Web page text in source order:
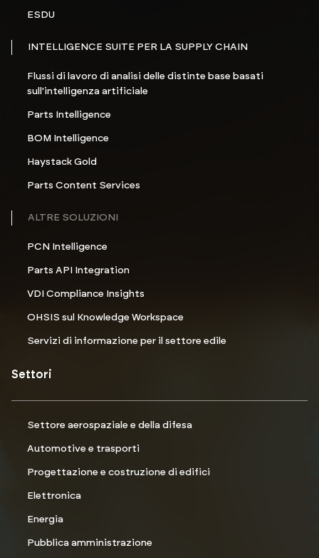
ESDU
INTELLIGENCE SUITE PER LA SUPPLY CHAIN
Flussi di lavoro di analisi delle distinte base basati
sull'intelligenza artificiale
Parts Intelligence
BOM Intelligence
Haystack Gold
Parts Content Services
ALTRE SOLUZIONI
PCN Intelligence
Parts API Integration
VDI Compliance Insights
OHSIS sul Knowledge Workspace
Servizi di informazione per il settore edile
Settori
Settore aerospaziale e della difesa
Automotive e trasporti
Progettazione e costruzione di edifici
Elettronica
Energia
Pubblica amministrazione